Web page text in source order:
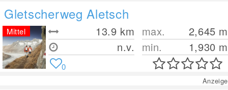
Gletscherweg Aletsch
13.9 km
n.v.
max. 2,645 m
min.
1,930 m
Mittel
0
Anzeige